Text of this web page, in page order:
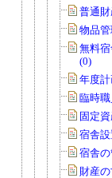
普通
物品管
無料宿
(0)
年度
臨時
固定
宿舎
宿舎
財産